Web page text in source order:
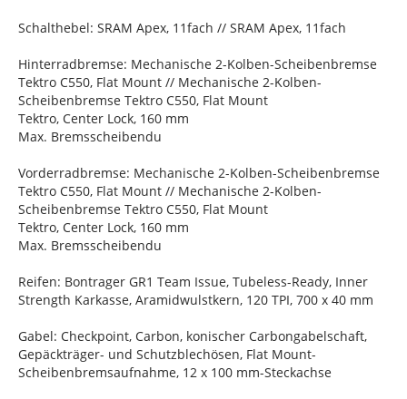
Schalthebel: SRAM Apex, 11fach // SRAM Apex, 11fach
Hinterradbremse: Mechanische 2-Kolben-Scheibenbremse
Tektro C550, Flat Mount // Mechanische 2-Kolben-
Scheibenbremse Tektro C550, Flat Mount
Tektro, Center Lock, 160 mm
Max. Bremsscheibendu
Vorderradbremse: Mechanische 2-Kolben-Scheibenbremse
Tektro C550, Flat Mount // Mechanische 2-Kolben-
Scheibenbremse Tektro C550, Flat Mount
Tektro, Center Lock, 160 mm
Max. Bremsscheibendu
Reifen: Bontrager GR1 Team Issue, Tubeless-Ready, Inner
Strength Karkasse, Aramidwulstkern, 120 TPI, 700 x 40 mm
Gabel: Checkpoint, Carbon, konischer Carbongabelschaft,
Gepäckträger- und Schutzblechösen, Flat Mount-
Scheibenbremsaufnahme, 12 x 100 mm-Steckachse